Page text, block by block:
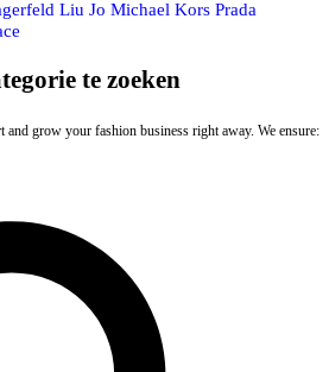
Liu Jo Michael Kors Prada
te zoeken
and grow your fashion business right away. We ensure: